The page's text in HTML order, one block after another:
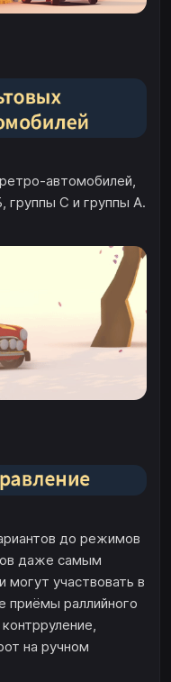
автомобилей,
группы С и группы А.
до режимов
даже самым
участвовать в
приёмы раллийного
на ручном